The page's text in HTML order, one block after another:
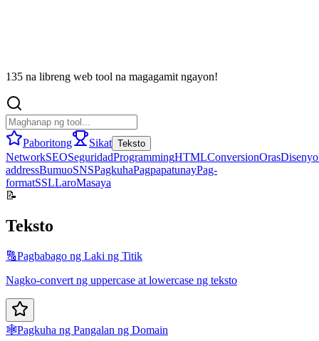
135 na libreng web tool na magagamit ngayon!
Paboritong Sikat Teksto
NetworkSEOSeguridadProgrammingHTMLConversionOrasDisenyo
addressBumuoSNSPagkuhaPagpapatunayPag-
formatSSLLaroMasaya
📝
Teksto
🔠Pagbabago ng Laki ng Titik
Nagko-convert ng uppercase at lowercase ng teksto
🕸️Pagkuha ng Pangalan ng Domain